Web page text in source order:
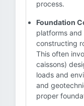
process.
Foundation
platforms
constructing
This often
caissons)
loads and
and
proper